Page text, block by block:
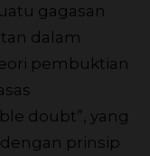
gagasan
dalam
pembuktian
doubt”, yang
prinsip